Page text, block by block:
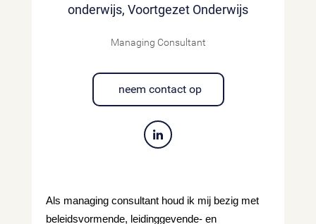
onderwijs, Voortgezet Onderwijs
Managing Consultant
neem contact op
Als managing consultant houd ik mij bezig met
beleidsvormende, leidinggevende- en